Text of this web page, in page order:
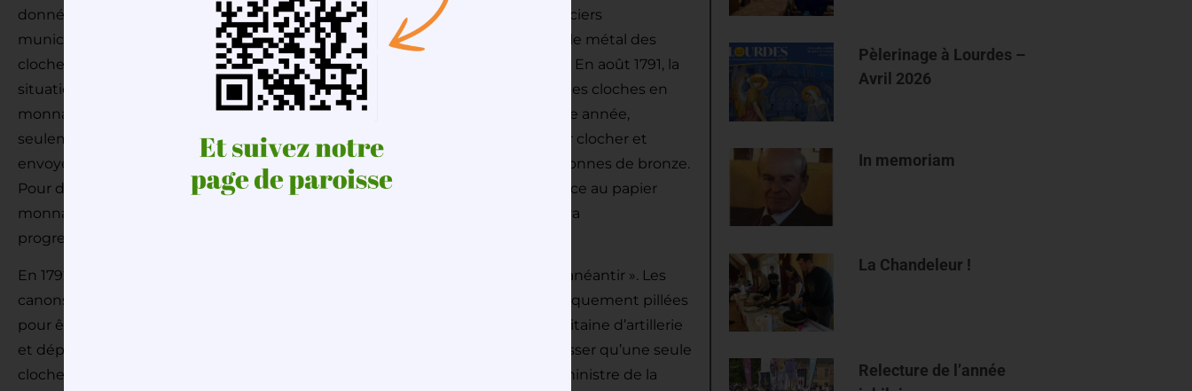
donnée aux descendants des maires et des échevins qui, en leur qualité d’officiers
municipaux, étaient chargés de faire sonner la cloche civile. Mais c’est surtout le métal des
cloches qui va attirer la convoitise de certains députés nouvellement installés. En août 1791, la
situation économique de dégradant, une instruction ordonna de transformer les cloches en
monnaie. Mais le mouvement est long à démarrer. Dès septembre de la même année,
seulement quelques cloches (du prieuré de St Cyr) seront descendues de leur clocher et
envoyées à Versailles. La première livraison (17 cloches) ne représentait que 2 tonnes de bronze.
Pour des raisons économiques la monnaie « sonnante » se fait rare, laissant place au papier
monnaie : les assignats. La transformation des cloches en pièces de monnaie va
progressivement ralentir.
En 1792, « l’ennemi de la République est aux frontières, il faut le repousser et l’anéantir ». Les
canons deviennent indispensables. Les statues en bronze vont être systématiquement pillées
pour être converties en « bouches à feu ». Le 23 juillet 1793, François Aubry, capitaine d’artillerie
et député du Gard, propose à la Convention le fameux décret qui ne devait laisser qu’une seule
cloche dans chaque paroisse, remettant toutes les autres à la disposition du ministre de la
Pèlerinage à Lourdes –
Avril 2026
In memoriam
La Chandeleur !
Relecture de l’année